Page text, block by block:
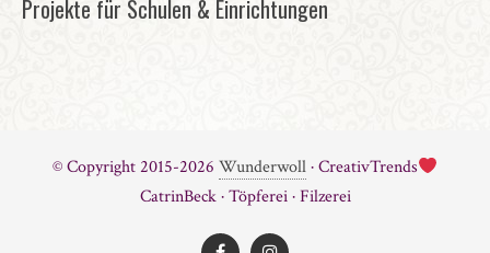
Projekte für Schulen & Einrichtungen
© Copyright 2015-2026 Wunderwoll· CreativTrends
CatrinBeck · Töpferei · Filzerei